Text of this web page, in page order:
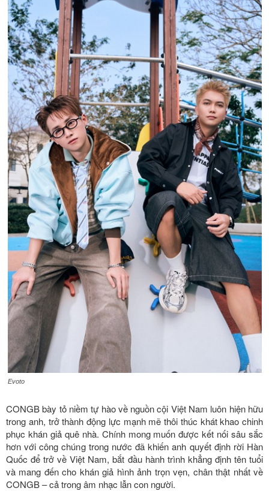
Evoto
CONGB bày tỏ niềm tự hào về nguồn cội Việt Nam luôn hiện hữu
trong anh, trở thành động lực mạnh mẽ thôi thúc khát khao chinh
phục khán giả quê nhà. Chính mong muốn được kết nối sâu sắc
hơn với công chúng trong nước đã khiến anh quyết định rời Hàn
Quốc để trở về Việt Nam, bắt đầu hành trình khẳng định tên tuổi
và mang đến cho khán giả hình ảnh trọn vẹn, chân thật nhất về
CONGB – cả trong âm nhạc lẫn con người.